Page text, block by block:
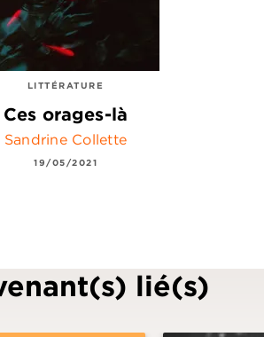
LITTÉRATURE
Ces orages-là
Sandrine Collette
19/05/2021
lié(s)